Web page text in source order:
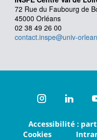
72 Rue du Faubourg de
45000 Orléans
02 38 49 26 00
contact.inspe@univ-
Instagram
Accessibilité :
Cookies